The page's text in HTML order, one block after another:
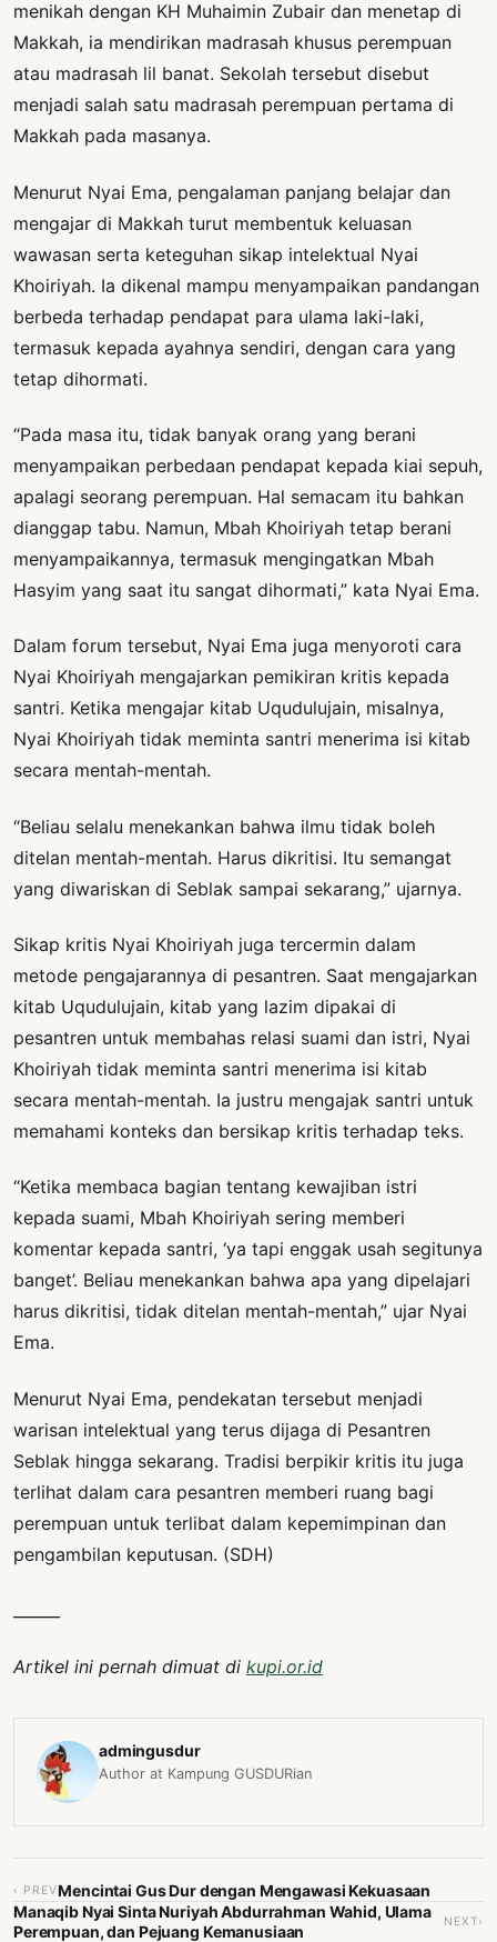
menikah dengan KH Muhaimin Zubair dan menetap di
Makkah, ia mendirikan madrasah khusus perempuan
atau madrasah lil banat. Sekolah tersebut disebut
menjadi salah satu madrasah perempuan pertama di
Makkah pada masanya.
Menurut Nyai Ema, pengalaman panjang belajar dan
mengajar di Makkah turut membentuk keluasan
wawasan serta keteguhan sikap intelektual Nyai
Khoiriyah. Ia dikenal mampu menyampaikan pandangan
berbeda terhadap pendapat para ulama laki-laki,
termasuk kepada ayahnya sendiri, dengan cara yang
tetap dihormati.
“Pada masa itu, tidak banyak orang yang berani
menyampaikan perbedaan pendapat kepada kiai sepuh,
apalagi seorang perempuan. Hal semacam itu bahkan
dianggap tabu. Namun, Mbah Khoiriyah tetap berani
menyampaikannya, termasuk mengingatkan Mbah
Hasyim yang saat itu sangat dihormati,” kata Nyai Ema.
Dalam forum tersebut, Nyai Ema juga menyoroti cara
Nyai Khoiriyah mengajarkan pemikiran kritis kepada
santri. Ketika mengajar kitab Uqudulujain, misalnya,
Nyai Khoiriyah tidak meminta santri menerima isi kitab
secara mentah-mentah.
“Beliau selalu menekankan bahwa ilmu tidak boleh
ditelan mentah-mentah. Harus dikritisi. Itu semangat
yang diwariskan di Seblak sampai sekarang,” ujarnya.
Sikap kritis Nyai Khoiriyah juga tercermin dalam
metode pengajarannya di pesantren. Saat mengajarkan
kitab Uqudulujain, kitab yang lazim dipakai di
pesantren untuk membahas relasi suami dan istri, Nyai
Khoiriyah tidak meminta santri menerima isi kitab
secara mentah-mentah. Ia justru mengajak santri untuk
memahami konteks dan bersikap kritis terhadap teks.
“Ketika membaca bagian tentang kewajiban istri
kepada suami, Mbah Khoiriyah sering memberi
komentar kepada santri, ‘ya tapi enggak usah segitunya
banget’. Beliau menekankan bahwa apa yang dipelajari
harus dikritisi, tidak ditelan mentah-mentah,” ujar Nyai
Ema.
Menurut Nyai Ema, pendekatan tersebut menjadi
warisan intelektual yang terus dijaga di Pesantren
Seblak hingga sekarang. Tradisi berpikir kritis itu juga
terlihat dalam cara pesantren memberi ruang bagi
perempuan untuk terlibat dalam kepemimpinan dan
pengambilan keputusan. (SDH)
Artikel ini pernah dimuat di kupi.or.id
admingusdur
Author at Kampung GUSDURian
‹ PREVMencintai Gus Dur dengan Mengawasi Kekuasaan
Manaqib Nyai Sinta Nuriyah Abdurrahman Wahid, Ulama
Perempuan, dan Pejuang Kemanusiaan
NEXT›